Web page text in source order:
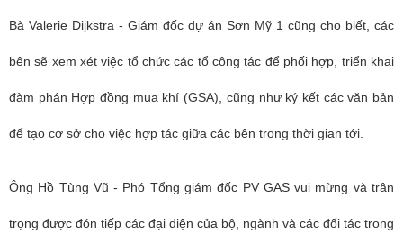
Bà Valerie Dijkstra - Giám đốc dự án Sơn Mỹ 1 cũng cho biết, các
bên sẽ xem xét việc tổ chức các tổ công tác để phối hợp, triển khai
đàm phán Hợp đồng mua khí (GSA), cũng như ký kết các văn bản
để tạo cơ sở cho việc hợp tác giữa các bên trong thời gian tới.
Ông Hồ Tùng Vũ - Phó Tổng giám đốc PV GAS vui mừng và trân
trọng được đón tiếp các đại diện của bộ, ngành và các đối tác trong